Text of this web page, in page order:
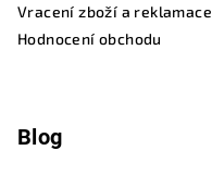
Vracení zboží a reklamace
Hodnocení obchodu
Blog